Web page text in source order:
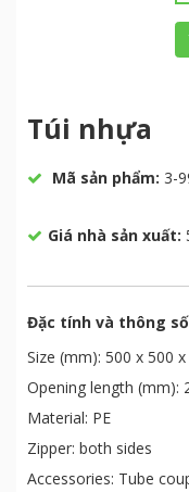
Túi nhựa
Mã sản phẩm: 3-
Giá nhà sản xuất:
Đặc tính và thông
Size (mm): 500 x 500 x
Opening length (mm):
Material: PE
Zipper: both sides
Accessories: Tube